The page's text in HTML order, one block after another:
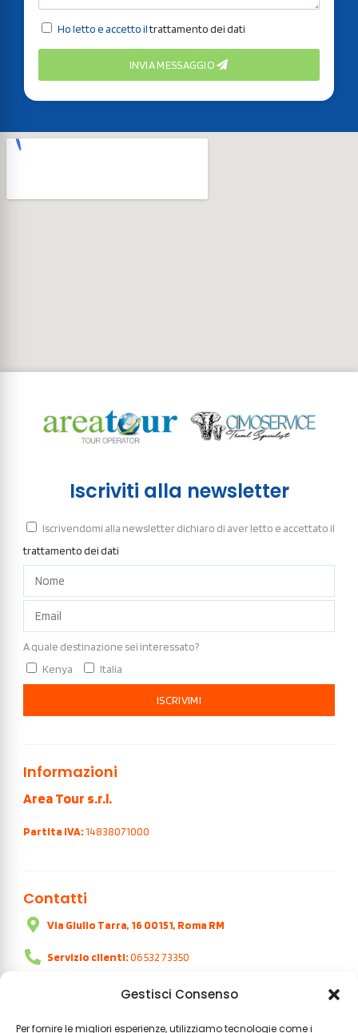
Gestisci Consenso
Per fornire le migliori esperienze, utilizziamo tecnologie come i
Ho letto e accetto iltrattamento dei dati
INVIA MESSAGGIO
Contatti
Via Giulio Tarra, 16 00151, Roma RM
Servizio clienti:06 532 73350
dal lunedì al venerdì | 9:00 - 18:00
Informazioni
Area Tour s.r.l.
Partita IVA:14838071000
Iscriviti alla newsletter
Iscrivendomi alla newsletter dichiaro di aver letto e accettato il
trattamento dei dati
A quale destinazione sei interessato?
Kenya
Italia
ISCRIVIMI